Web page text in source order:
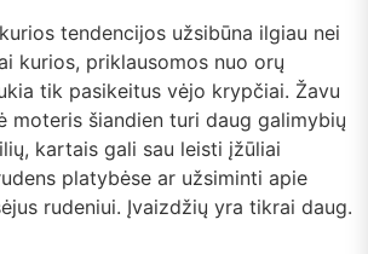
tendencijos užsibūna ilgiau nei
kurios, priklausomos nuo orų
tik pasikeitus vėjo krypčiai. Žavu
moteris šiandien turi daug galimybių
kartais gali sau leisti įžūliai
platybėse ar užsiminti apie
rudeniui. Įvaizdžių yra tikrai daug.